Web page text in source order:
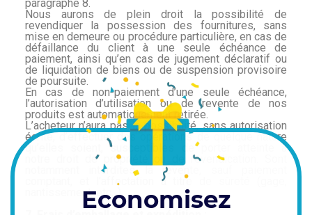
paragraphe 8.
Nous aurons de plein droit la possibilité de
revendiquer la possession des fournitures, sans
mise en demeure ou procédure particulière, en cas de
défaillance du client à une seule échéance de
paiement, ainsi qu’en cas de jugement déclaratif ou
de liquidation de biens ou de suspension provisoire
de poursuite.
En cas de non-paiement d’une seule échéance,
l’autorisation d’utilisation ou de revente de nos
produits est automatiquement retirée.
L’acheteur n’aura pas la possibilité, sans autorisation
écrite, d’effectuer des opérations de quelque nature
qu’elles soient, susceptibles de porter atteinte à
notre droit de propriété ou de revendication. Sont
notamment interdites la revente, sauf paiement
comptant, et l’affectation à titre de sûreté (gage,
nantissement, etc...)Economisez